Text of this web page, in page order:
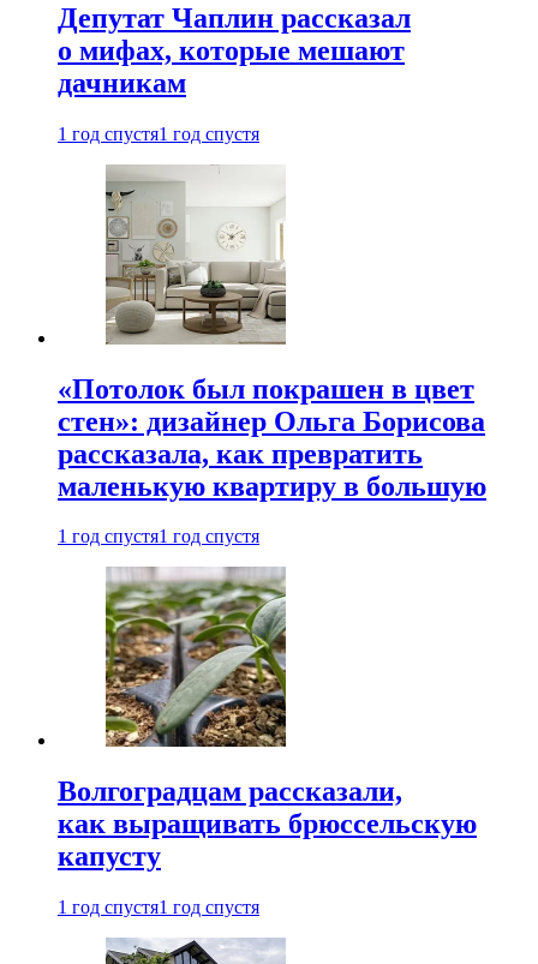
Депутат Чаплин рассказал
о мифах, которые мешают
дачникам
1 год спустя1 год спустя
«Потолок был покрашен в цвет
стен»: дизайнер Ольга Борисова
рассказала, как превратить
маленькую квартиру в большую
1 год спустя1 год спустя
Волгоградцам рассказали,
как выращивать брюссельскую
капусту
1 год спустя1 год спустя